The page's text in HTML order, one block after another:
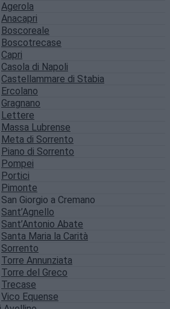
Agerola
Anacapri
Boscoreale
Boscotrecase
Capri
Casola di Napoli
Castellammare di Stabia
Ercolano
Gragnano
Lettere
Massa Lubrense
Meta di Sorrento
Piano di Sorrento
Pompei
Portici
Pimonte
San Giorgio a Cremano
Sant’Agnello
Sant’Antonio Abate
Santa Maria la Carità
Sorrento
Torre Annunziata
Torre del Greco
Trecase
Vico Equense